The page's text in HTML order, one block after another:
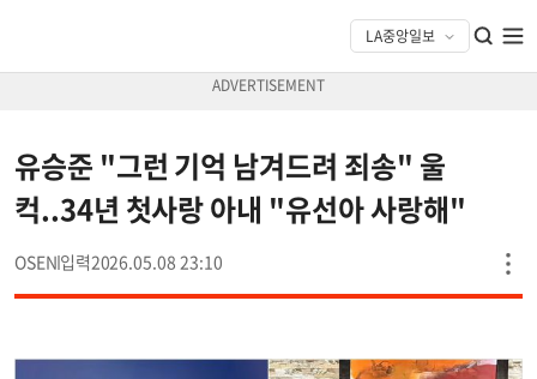
유승준 "그런 기억 남겨드려 죄송" 울
컥..34년 첫사랑 아내 "유선아 사랑해"
OSEN 2026.05.08 23:10